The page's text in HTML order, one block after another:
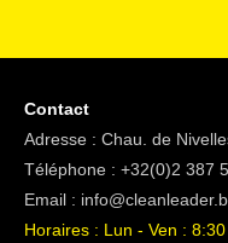
Contact
Adresse : Chau. de
Téléphone : +32(0)2 387
Email :
Horaires : Lun - Ven :